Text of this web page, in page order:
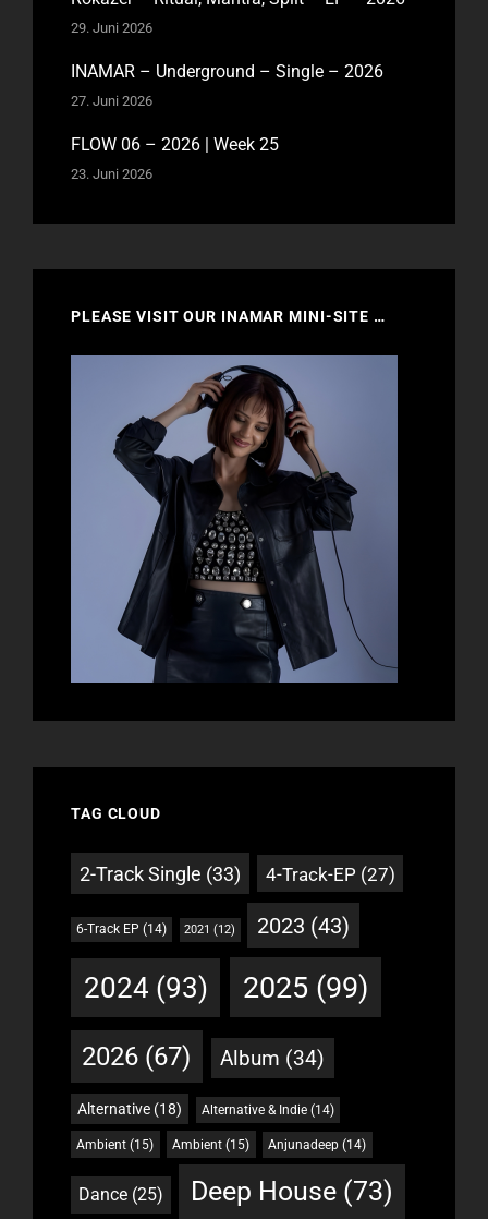
29. Juni 2026
INAMAR – Underground – Single – 2026
27. Juni 2026
FLOW 06 – 2026 | Week 25
23. Juni 2026
PLEASE VISIT OUR INAMAR MINI-SITE …
TAG CLOUD
2-Track Single (33) 4-Track-EP (27)
6-Track EP (14) 2021 (12) 2023 (43)
2024 (93) 2025 (99)
2026 (67) Album (34)
Alternative (18) Alternative & Indie(14)
Ambient (15) Ambient (15) Anjunadeep (14)
Dance (25) Deep House(73)